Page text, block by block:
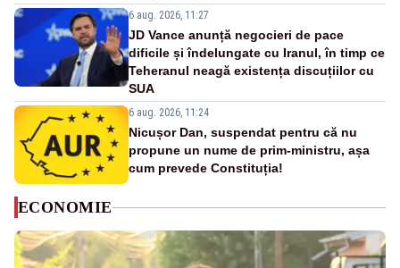
6 aug. 2026, 11:27
JD Vance anunță negocieri de pace
dificile și îndelungate cu Iranul, în timp ce
Teheranul neagă existența discuțiilor cu
SUA
6 aug. 2026, 11:24
Nicușor Dan, suspendat pentru că nu
propune un nume de prim-ministru, așa
cum prevede Constituția!
ECONOMIE